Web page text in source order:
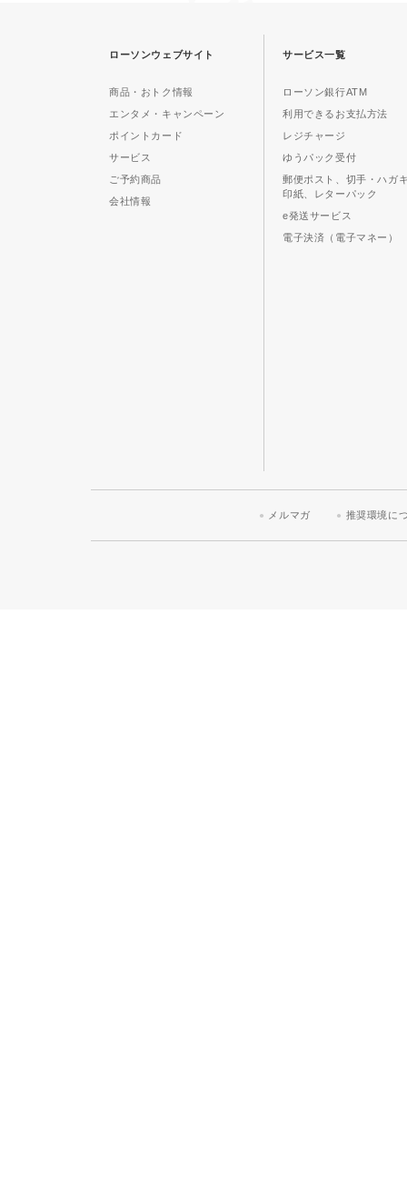
ローソンウェブサイト
商品・おトク情報
エンタメ・キャンペーン
ポイントカード
サービス
ご予約商品
会社情報
サービス一覧
ローソン銀行ATM
利用できるお支払方法
レジチャージ
ゆうパック受付
郵便ポスト、切手・ハガ
印紙、レターパック
e発送サービス
電子決済（電子マネー）
メルマガ 推奨環境に